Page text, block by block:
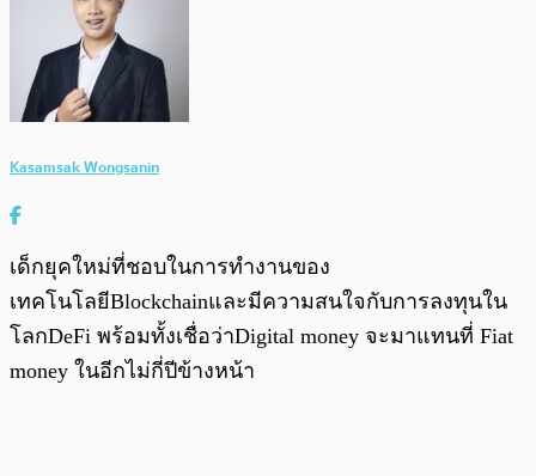
Kasamsak Wongsanin
เด็กยุคใหม่ที่ชอบในการทำงานของ
เทคโนโลยีBlockchainและมีความสนใจกับการลงทุนใน
โลกDeFi พร้อมทั้งเชื่อว่าDigital money จะมาแทนที่ Fiat
money ในอีกไม่กี่ปีข้างหน้า